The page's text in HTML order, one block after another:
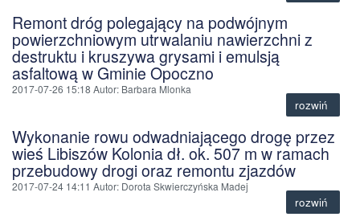
Remont dróg polegający na podwójnym
powierzchniowym utrwalaniu nawierzchni z
destruktu i kruszywa grysami i emulsją
asfaltową w Gminie Opoczno
2017-07-26 15:18 Autor: Barbara Mlonka
rozwiń
Wykonanie rowu odwadniającego drogę przez
wieś Libiszów Kolonia dł. ok. 507 m w ramach
przebudowy drogi oraz remontu zjazdów
2017-07-24 14:11 Autor: Dorota Skwierczyńska Madej
rozwiń